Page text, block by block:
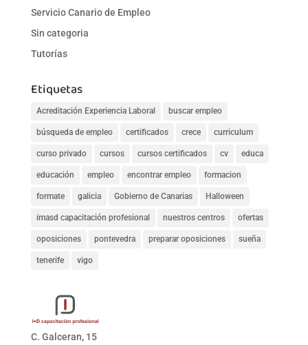
Servicio Canario de Empleo
Sin categoria
Tutorías
Etiquetas
Acreditación Experiencia Laboral buscar empleo
búsqueda de empleo certificados crece curriculum
curso privado cursos cursos certificados cv educa
educación empleo encontrar empleo formacion
formate galicia Gobierno de Canarias Halloween
imasd capacitación profesional nuestros centros ofertas
oposiciones pontevedra preparar oposiciones sueña
tenerife vigo
C. Galceran, 15